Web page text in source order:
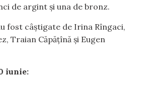
de argint și una de bronz.
fost câștigate de Irina Rîngaci,
Traian Căpățînă și Eugen
iunie: